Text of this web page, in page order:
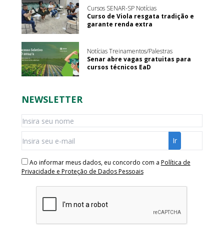
Cursos SENAR-SP Notícias
Curso de Viola resgata tradição e
garante renda extra
Notícias Treinamentos/Palestras
Senar abre vagas gratuitas para
cursos técnicos EaD
NEWSLETTER
Ao informar meus dados, eu concordo com a Política de
Privacidade e Proteção de Dados Pessoais